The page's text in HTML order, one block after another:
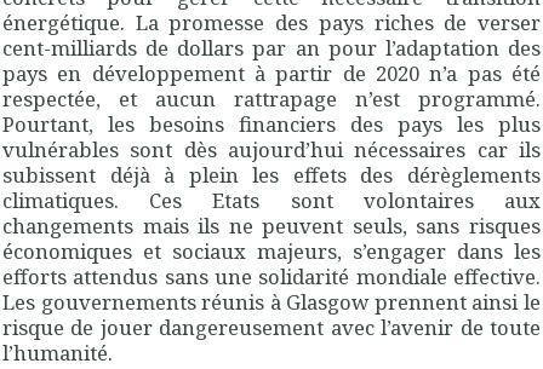
énergétique. La promesse des pays riches de verser
cent-milliards de dollars par an pour l’adaptation des
pays en développement à partir de 2020 n’a pas été
respectée, et aucun rattrapage n’est programmé.
Pourtant, les besoins financiers des pays les plus
vulnérables sont dès aujourd’hui nécessaires car ils
subissent déjà à plein les effets des dérèglements
climatiques. Ces Etats sont volontaires aux
changements mais ils ne peuvent seuls, sans risques
économiques et sociaux majeurs, s’engager dans les
efforts attendus sans une solidarité mondiale effective.
Les gouvernements réunis à Glasgow prennent ainsi le
risque de jouer dangereusement avec l’avenir de toute
l’humanité.